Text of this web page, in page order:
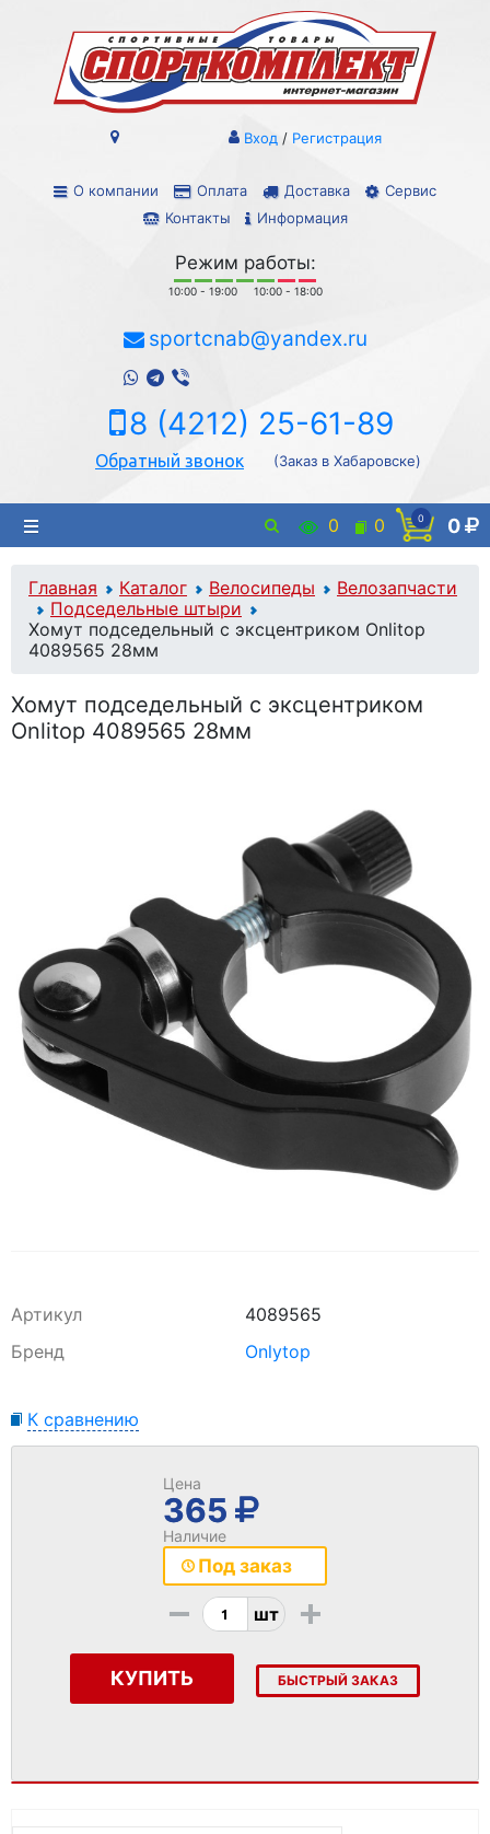
О компании Оплата Доставка
Сервис
Контакты
Информация
Вход / Регистрация
Режим работы:
10:00 - 19:00 10:00 - 18:00
sportcnab@yandex.ru
8 (4212) 25-61-89
Обратный звонок (Заказ в Хабаровске)
0 0 0 0
Главная Каталог Велосипеды
Велозапчасти
Подседельные штыри
Хомут подседельный с эксцентриком Onlitop
4089565 28мм
Хомут подседельный с эксцентриком
Onlitop 4089565 28мм
Артикул
4089565
Бренд
Onlytop
К сравнению
Цена
365
Наличие
Под заказ
- шт +
КУПИТЬ БЫСТРЫЙ ЗАКАЗ